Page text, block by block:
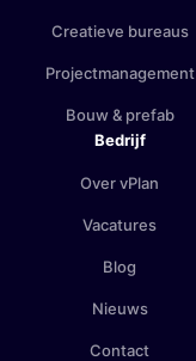
Creatieve bureaus
Projectmanagement
Bouw & prefab
Bedrijf
Over vPlan
Vacatures
Blog
Nieuws
Contact